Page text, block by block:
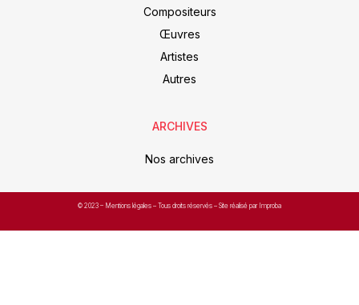
Compositeurs
Œuvres
Artistes
Autres
ARCHIVES
Nos archives
© 2023 – Mentions légales – Tous droits réservés – Site réalisé par Improba